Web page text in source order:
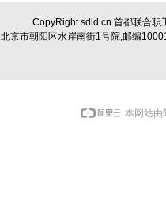
CopyRight sdld.cn 首都联合
北京市朝阳区水岸南街1号院,邮编
本网站由